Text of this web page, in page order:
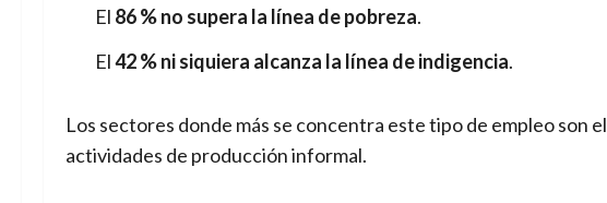
El 86 % no supera la línea de pobreza.
El42 % ni siquiera alcanza la línea de indigencia.
Los sectores donde más se concentra este tipo de empleo son el
actividades de producción informal.